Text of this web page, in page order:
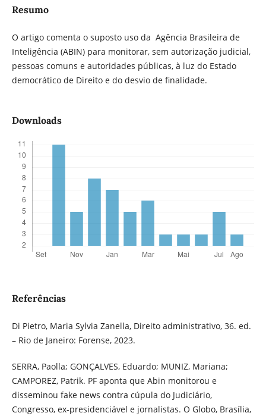
Resumo
O artigo comenta o suposto uso da Agência Brasileira de
Inteligência (ABIN) para monitorar, sem autorização judicial,
pessoas comuns e autoridades públicas, à luz do Estado
democrático de Direito e do desvio de finalidade.
Downloads
Referências
Di Pietro, Maria Sylvia Zanella, Direito administrativo, 36. ed.
– Rio de Janeiro: Forense, 2023.
SERRA, Paolla; GONÇALVES, Eduardo; MUNIZ, Mariana;
CAMPOREZ, Patrik. PF aponta que Abin monitorou e
disseminou fake news contra cúpula do Judiciário,
Congresso, ex-presidenciável e jornalistas. O Globo, Brasília,